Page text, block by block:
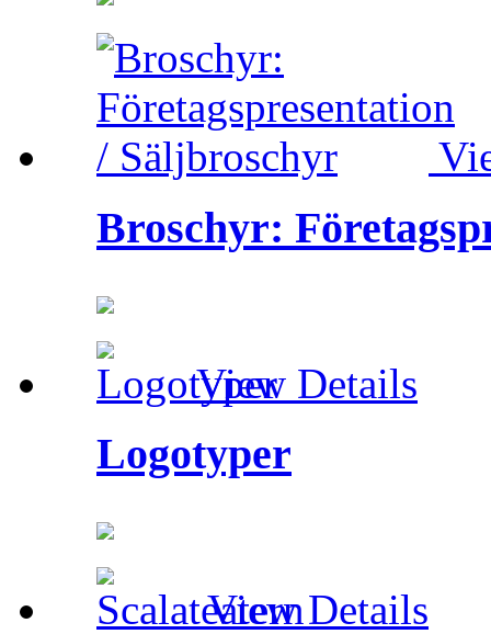
Broschyr:
View Details
Logotyper
View Details